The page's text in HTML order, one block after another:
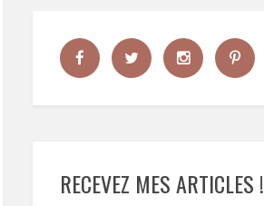
RECEVEZ MES ARTICLES !